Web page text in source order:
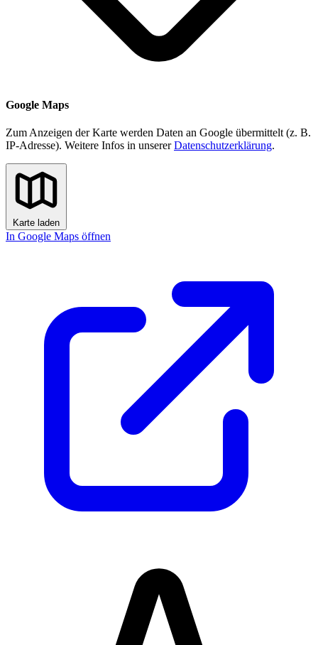
Google Maps
Zum Anzeigen der Karte werden Daten an Google übermittelt (z. B.
IP-Adresse). Weitere Infos in unsererDatenschutzerklärung.
Karte laden
In Google Maps öffnen